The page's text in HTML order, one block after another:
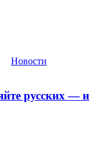
Новости
русских — и